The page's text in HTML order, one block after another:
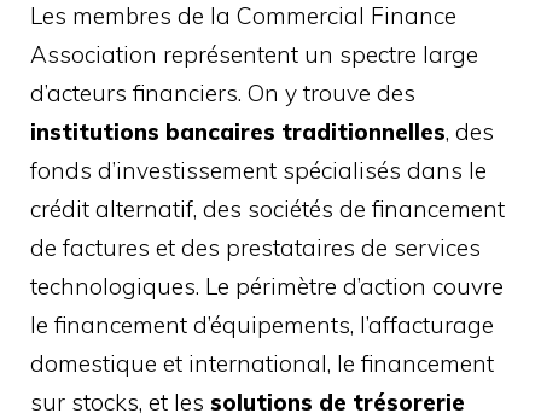
Les membres de la Commercial Finance
Association représentent un spectre large
d’acteurs financiers. On y trouve des
institutions bancaires traditionnelles, des
fonds d’investissement spécialisés dans le
crédit alternatif, des sociétés de financement
de factures et des prestataires de services
technologiques. Le périmètre d’action couvre
le financement d’équipements, l’affacturage
domestique et international, le financement
sur stocks, et les solutions de trésorerie